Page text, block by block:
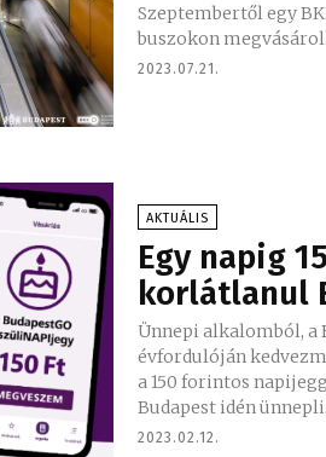
Szeptembertől egy
buszokon
2023.07.21.
AKTUÁLIS
Egy napig
korlátlanul
Ünnepi alkalomból, a
évfordulóján
a 150 forintos napijeggyel. Február 14-én egyéves a
Budapest idén
2023.02.12.